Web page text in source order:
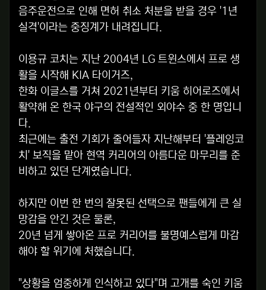
음주운전으로 인해 면허 취소 처분을 받을 경우 '1년
실격'이라는 중징계가 내려집니다.
이용규 코치는 지난 2004년 LG 트윈스에서 프로 생
활을 시작해 KIA 타이거즈,
한화 이글스를 거쳐 2021년부터 키움 히어로즈에서
활약해 온 한국 야구의 전설적인 외야수 중 한 명입니
다.
최근에는 출전 기회가 줄어들자 지난해부터 '플레잉코
치' 보직을 맡아 현역 커리어의 아름다운 마무리를 준
비하고 있던 단계였습니다.
하지만 이번 한 번의 잘못된 선택으로 팬들에게 큰 실
망감을 안긴 것은 물론,
20년 넘게 쌓아온 프로 커리어를 불명예스럽게 마감
해야 할 위기에 처했습니다.
"상황을 엄중하게 인식하고 있다"며 고개를 숙인 키움